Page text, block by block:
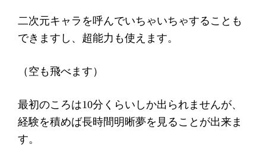
二次元キャラを呼んでいちゃいちゃすることも
できますし、超能力も使えます。
（空も飛べます）
最初のころは10分くらいしか出られませんが、
経験を積めば長時間明晰夢を見ることが出来ま
す。